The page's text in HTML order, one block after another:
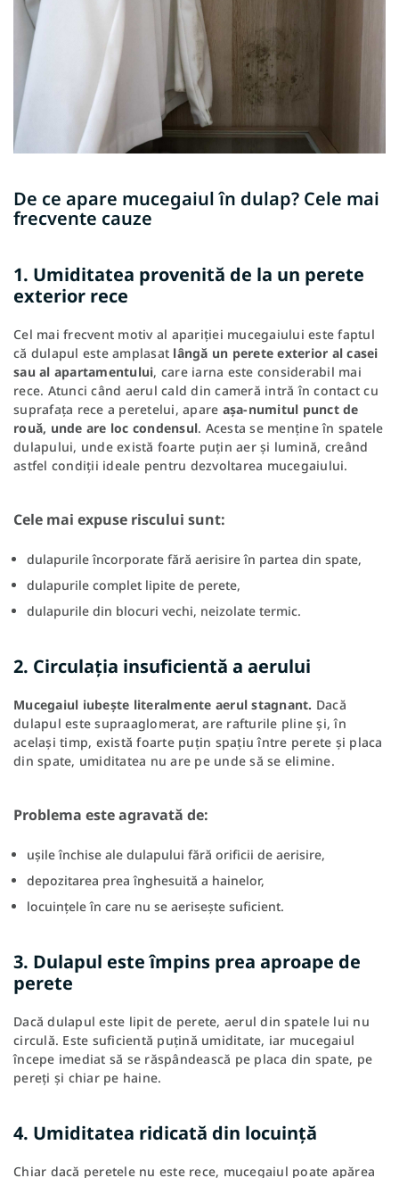
De ce apare mucegaiul în dulap? Cele mai
frecvente cauze
1. Umiditatea provenită de la un perete
exterior rece
Cel mai frecvent motiv al apariției mucegaiului este faptul
că dulapul este amplasat lângă un perete exterior al casei
sau al apartamentului, care iarna este considerabil mai
rece. Atunci când aerul cald din cameră intră în contact cu
suprafața rece a peretelui, apare așa-numitul punct de
rouă, unde are loc condensul. Acesta se menține în spatele
dulapului, unde există foarte puțin aer și lumină, creând
astfel condiții ideale pentru dezvoltarea mucegaiului.
Cele mai expuse riscului sunt:
dulapurile încorporate fără aerisire în partea din spate,
dulapurile complet lipite de perete,
dulapurile din blocuri vechi, neizolate termic.
2. Circulația insuficientă a aerului
Mucegaiul iubește literalmente aerul stagnant. Dacă
dulapul este supraaglomerat, are rafturile pline și, în
același timp, există foarte puțin spațiu între perete și placa
din spate, umiditatea nu are pe unde să se elimine.
Problema este agravată de:
ușile închise ale dulapului fără orificii de aerisire,
depozitarea prea înghesuită a hainelor,
locuințele în care nu se aerisește suficient.
3. Dulapul este împins prea aproape de
perete
Dacă dulapul este lipit de perete, aerul din spatele lui nu
circulă. Este suficientă puțină umiditate, iar mucegaiul
începe imediat să se răspândească pe placa din spate, pe
pereți și chiar pe haine.
4. Umiditatea ridicată din locuință
Chiar dacă peretele nu este rece, mucegaiul poate apărea